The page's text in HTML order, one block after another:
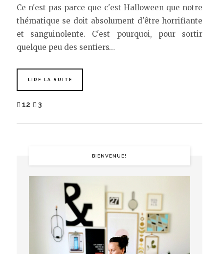
Ce n'est pas parce que c'est Halloween que notre
thématique se doit absolument d'être horrifiante
et sanguinolente. C'est pourquoi, pour sortir
quelque peu des sentiers…
LIRE LA SUITE
12 3
BIENVENUE!